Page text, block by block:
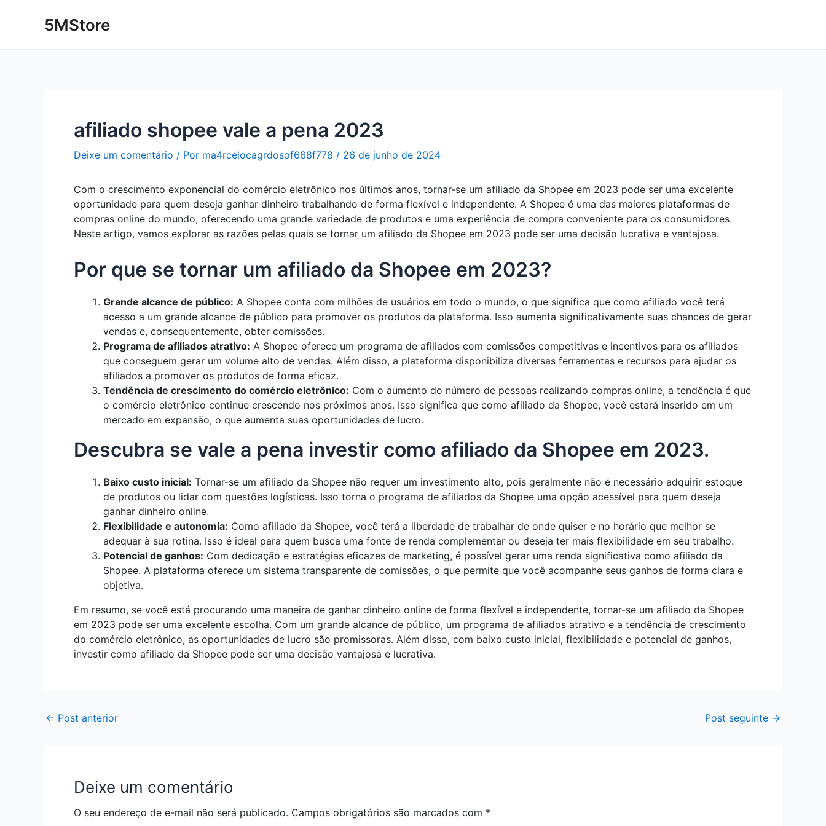
5MStore
afiliado shopee vale a pena 2023
Deixe um comentário / Por ma4rcelocagrdosof668f778 / 26 de junho de 2024
Com o crescimento exponencial do comércio eletrônico nos últimos anos, tornar-se um afiliado da Shopee em 2023 pode ser uma excelente
oportunidade para quem deseja ganhar dinheiro trabalhando de forma flexível e independente. A Shopee é uma das maiores plataformas de
compras online do mundo, oferecendo uma grande variedade de produtos e uma experiência de compra conveniente para os consumidores.
Neste artigo, vamos explorar as razões pelas quais se tornar um afiliado da Shopee em 2023 pode ser uma decisão lucrativa e vantajosa.
Por que se tornar um afiliado da Shopee em 2023?
Grande alcance de público: A Shopee conta com milhões de usuários em todo o mundo, o que significa que como afiliado você terá
acesso a um grande alcance de público para promover os produtos da plataforma. Isso aumenta significativamente suas chances de gerar
vendas e, consequentemente, obter comissões.
Programa de afiliados atrativo: A Shopee oferece um programa de afiliados com comissões competitivas e incentivos para os afiliados
que conseguem gerar um volume alto de vendas. Além disso, a plataforma disponibiliza diversas ferramentas e recursos para ajudar os
afiliados a promover os produtos de forma eficaz.
Tendência de crescimento do comércio eletrônico: Com o aumento do número de pessoas realizando compras online, a tendência é que
o comércio eletrônico continue crescendo nos próximos anos. Isso significa que como afiliado da Shopee, você estará inserido em um
mercado em expansão, o que aumenta suas oportunidades de lucro.
Descubra se vale a pena investir como afiliado da Shopee em 2023.
Baixo custo inicial: Tornar-se um afiliado da Shopee não requer um investimento alto, pois geralmente não é necessário adquirir estoque
de produtos ou lidar com questões logísticas. Isso torna o programa de afiliados da Shopee uma opção acessível para quem deseja
ganhar dinheiro online.
Flexibilidade e autonomia: Como afiliado da Shopee, você terá a liberdade de trabalhar de onde quiser e no horário que melhor se
adequar à sua rotina. Isso é ideal para quem busca uma fonte de renda complementar ou deseja ter mais flexibilidade em seu trabalho.
Potencial de ganhos: Com dedicação e estratégias eficazes de marketing, é possível gerar uma renda significativa como afiliado da
Shopee. A plataforma oferece um sistema transparente de comissões, o que permite que você acompanhe seus ganhos de forma clara e
objetiva.
Em resumo, se você está procurando uma maneira de ganhar dinheiro online de forma flexível e independente, tornar-se um afiliado da Shopee
em 2023 pode ser uma excelente escolha. Com um grande alcance de público, um programa de afiliados atrativo e a tendência de crescimento
do comércio eletrônico, as oportunidades de lucro são promissoras. Além disso, com baixo custo inicial, flexibilidade e potencial de ganhos,
investir como afiliado da Shopee pode ser uma decisão vantajosa e lucrativa.
navigation
← Post anterior Post seguinte →
Deixe um comentário
O seu endereço de e-mail não será publicado. Campos obrigatórios são marcados com *